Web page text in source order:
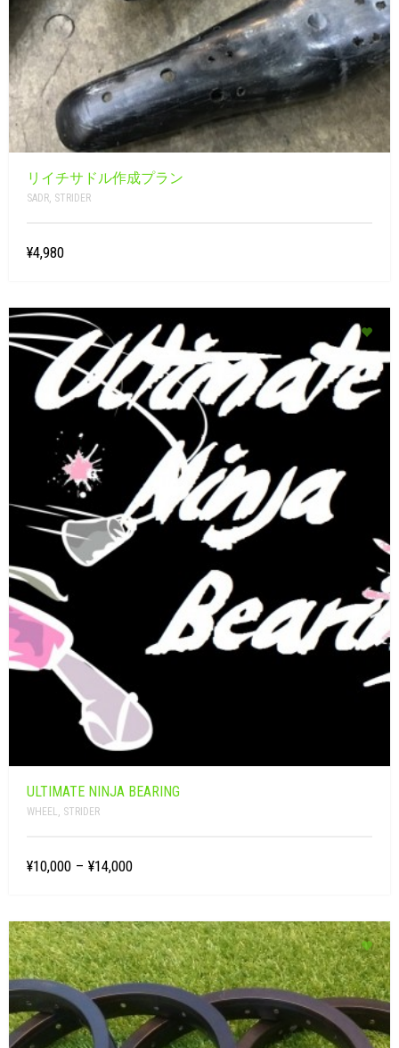
リイチサドル作成プラン
SADR, STRIDER
¥4,980
ULTIMATE NINJA BEARING
WHEEL STRIDER
¥10,000 – ¥14,000